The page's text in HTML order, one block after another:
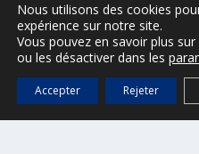
Nous utilisons des cookies
expérience sur notre site.
Vous pouvez en savoir plus
ou les désactiver dans les
Accepter Rejeter